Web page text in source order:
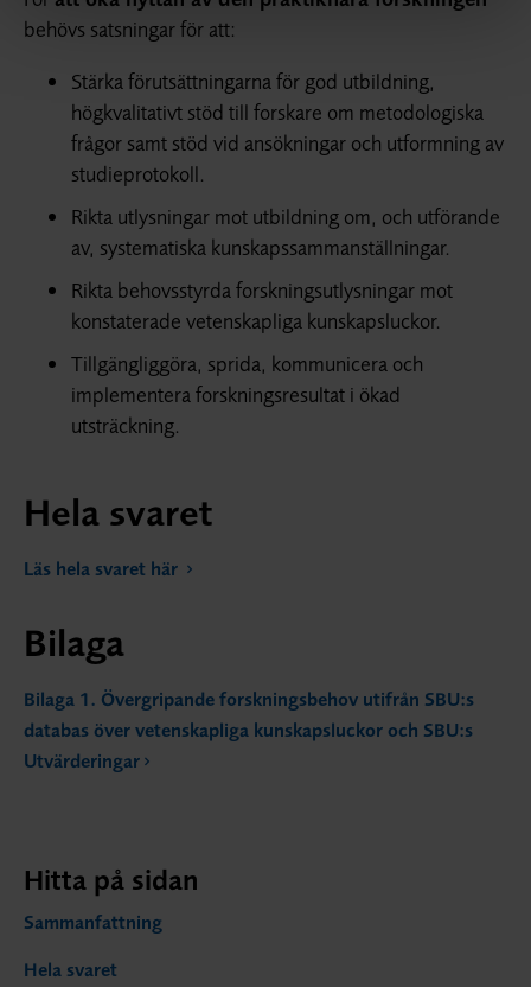
behövs satsningar för att:
Stärka förutsättningarna för god utbildning,
högkvalitativt stöd till forskare om metodologiska
frågor samt stöd vid ansökningar och utformning av
studieprotokoll.
Rikta utlysningar mot utbildning om, och utförande
av, systematiska kunskapssammanställningar.
Rikta behovsstyrda forskningsutlysningar mot
konstaterade vetenskapliga kunskapsluckor.
Tillgängliggöra, sprida, kommunicera och
implementera forskningsresultat i ökad
utsträckning.
Hela svaret
Läs hela svaret här
Bilaga
Bilaga 1. Övergripande forskningsbehov utifrån SBU:s
databas över vetenskapliga kunskapsluckor och SBU:s
Utvärderingar
Hitta på sidan
Sammanfattning
Hela svaret